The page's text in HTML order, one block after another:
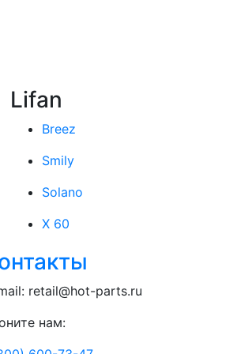
Lifan
Breez
Smily
Solano
X 60
retail@hot-parts.ru
нам: